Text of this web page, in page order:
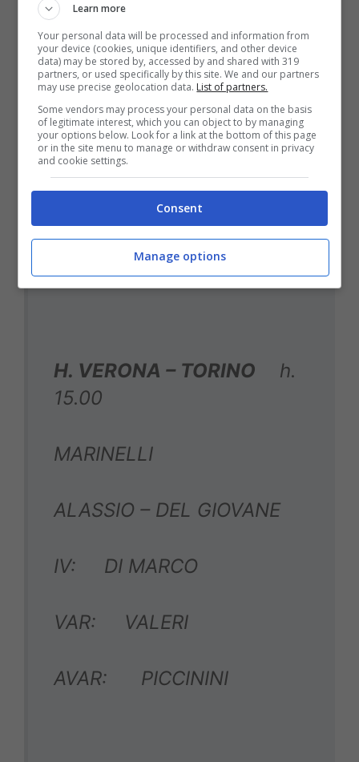
MARIANI
COSTANZO – CECCONI
IV: GUALTIERI
VAR: MARINI
AVAR: DI BELLO
H. VERONA – TORINO h.
15.00
MARINELLI
ALASSIO – DEL GIOVANE
IV: DI MARCO
VAR: VALERI
AVAR: PICCININI
Learn more
Your personal data will be processed and information from
your device (cookies, unique identifiers, and other device
data) may be stored by, accessed by and shared with 319
partners, or used specifically by this site. We and our partners
may use precise geolocation data. List of partners.
Some vendors may process your personal data on the basis
of legitimate interest, which you can object to by managing
your options below. Look for a link at the bottom of this page
or in the site menu to manage or withdraw consent in privacy
and cookie settings.
Consent
Manage options